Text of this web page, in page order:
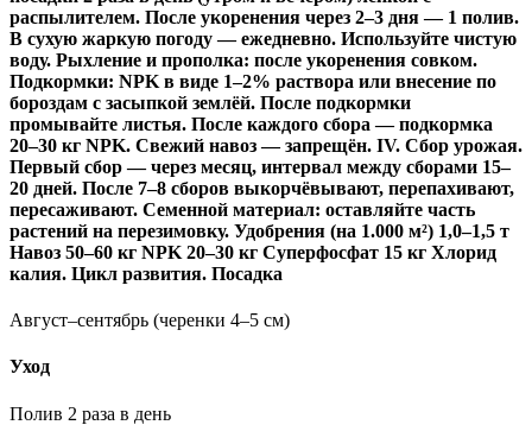
распылителем. После укоренения через 2–3 дня — 1 полив.
В сухую жаркую погоду — ежедневно. Используйте чистую
воду. Рыхление и прополка: после укоренения совком.
Подкормки: NPK в виде 1–2% раствора или внесение по
бороздам с засыпкой землёй. После подкормки
промывайте листья. После каждого сбора — подкормка
20–30 кг NPK. Свежий навоз — запрещён. IV. Сбор урожая.
Первый сбор — через месяц, интервал между сборами 15–
20 дней. После 7–8 сборов выкорчёвывают, перепахивают,
пересаживают. Семенной материал: оставляйте часть
растений на перезимовку. Удобрения (на 1.000 м²) 1,0–1,5 т
Навоз 50–60 кг NPK 20–30 кг Суперфосфат 15 кг Хлорид
калия. Цикл развития. Посадка
Август–сентябрь (черенки 4–5 см)
Уход
Полив 2 раза в день